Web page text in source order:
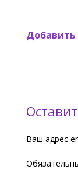
Ваш адрес